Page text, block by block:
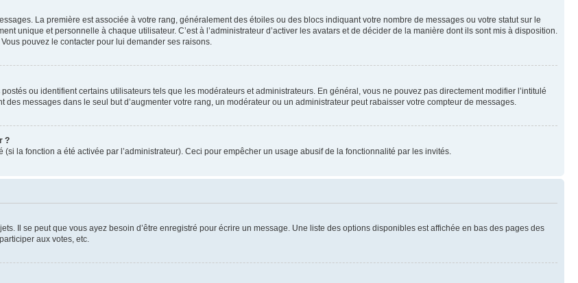
La première est associée à votre rang, généralement des étoiles ou des blocs indiquant votre nombre de messages ou votre statut sur le
unique et personnelle à chaque utilisateur. C’est à l’administrateur d’activer les avatars et de décider de la manière dont ils sont mis à disposition.
pouvez le contacter pour lui demander ses raisons.
ou identifient certains utilisateurs tels que les modérateurs et administrateurs. En général, vous ne pouvez pas directement modifier l’intitulé
des messages dans le seul but d’augmenter votre rang, un modérateur ou un administrateur peut rabaisser votre compteur de messages.
?
la fonction a été activée par l’administrateur). Ceci pour empêcher un usage abusif de la fonctionnalité par les invités.
Il se peut que vous ayez besoin d’être enregistré pour écrire un message. Une liste des options disponibles est affichée en bas des pages des
participer aux votes, etc.